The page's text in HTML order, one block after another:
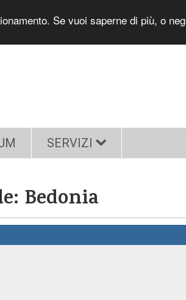
Se vuoi saperne di più, o
SERVIZI
Bedonia